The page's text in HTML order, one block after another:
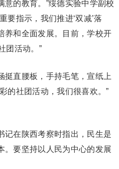
的教育。”绥德实验中学副校
要指示，我们推进‘双减’落
养和全面发展。目前，学校开
团活动。”
挺直腰板，手持毛笔，宣纸上
的社团活动，我们很喜欢。”
记在陕西考察时指出，民生是
。要坚持以人民为中心的发展